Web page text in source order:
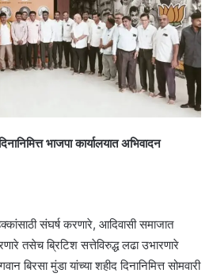
भाजपा कार्यालयात अभिवादन
संघर्ष करणारे, आदिवासी समाजात
तसेच ब्रिटिश सत्तेविरुद्ध लढा उभारणारे
बिरसा मुंडा यांच्या शहीद दिनानिमित्त सोमवारी